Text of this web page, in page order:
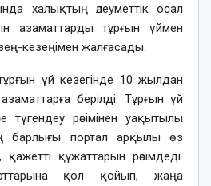
халықтың әлеуметтік осал
азаматтарды тұрғын үймен
кезеңімен жалғасады.
үй кезегінде 10 жылдан
берілді. Тұрғын үй
түгендеу рәсімінен уақытылы
барлығы портал арқылы өз
қажетті құжаттарын рәсімдеді.
қол қойып, жаңа